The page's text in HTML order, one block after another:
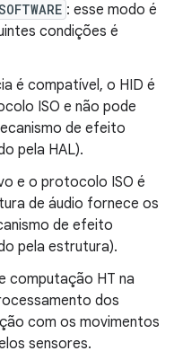
: esse modo é
condições é
é compatível, o HID é
ISO e não pode
de efeito
pela HAL).
e o protocolo ISO é
de áudio fornece os
de efeito
pela estrutura).
computação HT na
dos
com os movimentos
sensores.